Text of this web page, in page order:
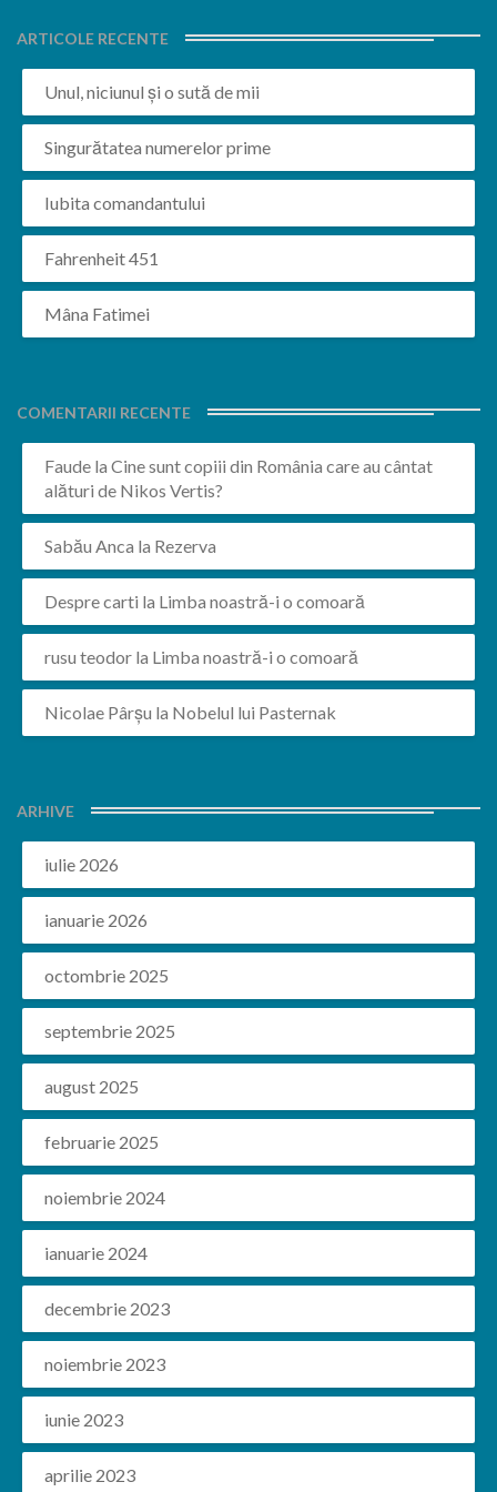
ARTICOLE RECENTE
Unul, niciunul și o sută de mii
Singurătatea numerelor prime
Iubita comandantului
Fahrenheit 451
Mâna Fatimei
COMENTARII RECENTE
Faude la Cine sunt copiii din România care au cântat
alături de Nikos Vertis?
Sabău Anca la Rezerva
Despre carti la Limba noastră-i o comoară
rusu teodor la Limba noastră-i o comoară
Nicolae Pârșu la Nobelul lui Pasternak
ARHIVE
iulie 2026
ianuarie 2026
octombrie 2025
septembrie 2025
august 2025
februarie 2025
noiembrie 2024
ianuarie 2024
decembrie 2023
noiembrie 2023
iunie 2023
aprilie 2023